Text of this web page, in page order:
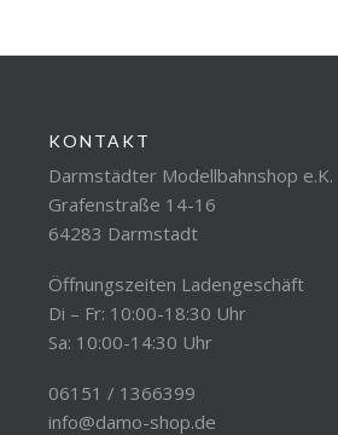
KONTAKT
Darmstädter Modellbahnshop e.K.
Grafenstraße 14-16
64283 Darmstadt
Öffnungszeiten Ladengeschäft
Di – Fr: 10:00-18:30 Uhr
Sa: 10:00-14:30 Uhr
06151 / 1366399
info@damo-shop.de